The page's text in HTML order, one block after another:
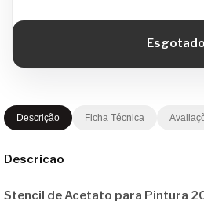
Descrição Ficha Técnica
Descricao
Stencil de Acetato para Pintura